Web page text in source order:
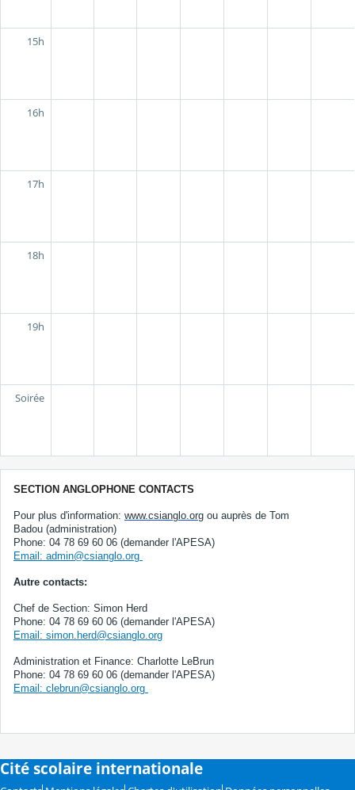
15h
16h
17h
18h
19h
Soirée
SECTION ANGLOPHONE CONTACTS
Pour plus d'information: www.csianglo.org ou auprès de Tom
Badou (administration)
Phone: 04 78 69 60 06 (demander l'APESA)
Email: admin@csianglo.org
Autre contacts:
Chef de Section: Simon Herd
Phone: 04 78 69 60 06 (demander l'APESA)
Email: simon.herd@csianglo.org
Administration et Finance: Charlotte LeBrun
Phone: 04 78 69 60 06 (demander l'APESA)
Email: clebrun@csianglo.org
Cité scolaire internationale